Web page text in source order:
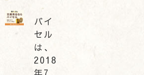
バイ
セル
は、
2018